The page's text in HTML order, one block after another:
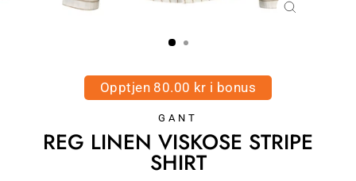
Opptjen 80.00 kr i bonus
GANT
REG LINEN VISKOSE STRIPE
SHIRT